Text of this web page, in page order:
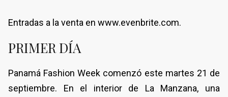
Entradas a la venta en www.evenbrite.com.
PRIMER DÍA
Panamá Fashion Week comenzó este martes 21 de
septiembre. En el interior de La Manzana, una